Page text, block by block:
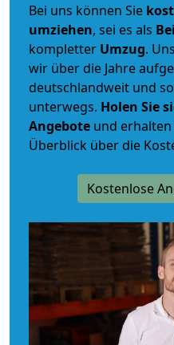
Bei uns können Sie
umziehen, sei es als
kompletter Umzug.
wir über die Jahre
deutschlandweit und
unterwegs. Holen Sie
Angebote und erhalten
Überblick über die
Kostenlose